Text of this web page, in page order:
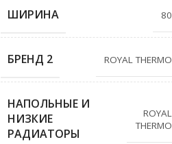
ШИРИНА 80
БРЕНД 2 ROYAL THERMO
НАПОЛЬНЫЕ И
НИЗКИЕ
РАДИАТОРЫ
ROYAL
THERMO